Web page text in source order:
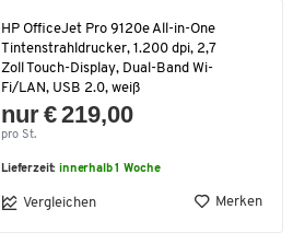
HP OfficeJet Pro 9120e All-in-One
Tintenstrahldrucker, 1.200 dpi, 2,7
Zoll Touch-Display, Dual-Band Wi-
Fi/LAN, USB 2.0, weiß
nur € 219,00
pro St.
Lieferzeit:innerhalb 1 Woche
Vergleichen Merken